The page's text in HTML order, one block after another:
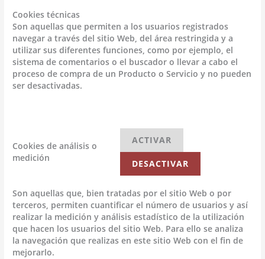
Cookies técnicas
Son aquellas que permiten a los usuarios registrados
navegar a través del sitio Web, del área restringida y a
utilizar sus diferentes funciones, como por ejemplo, el
sistema de comentarios o el buscador o llevar a cabo el
proceso de compra de un Producto o Servicio y no pueden
ser desactivadas.
Cookies de análisis o
medición
ACTIVAR
DESACTIVAR
Son aquellas que, bien tratadas por el sitio Web o por
terceros, permiten cuantificar el número de usuarios y así
realizar la medición y análisis estadístico de la utilización
que hacen los usuarios del sitio Web. Para ello se analiza
la navegación que realizas en este sitio Web con el fin de
mejorarlo.